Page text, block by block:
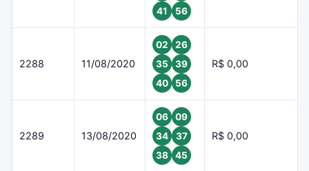
41
56
2288 11/08/2020
02
26
35
39
40
56
R$ 0,00
2289 13/08/2020
06
09
34
37
38
45
R$ 0,00